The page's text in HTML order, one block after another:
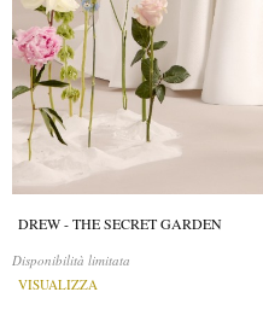
DREW - THE SECRET GARDEN
Disponibilità limitata
VISUALIZZA